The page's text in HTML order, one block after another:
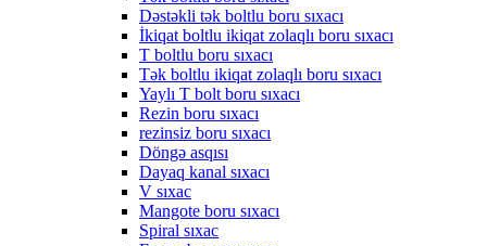
Dəstəkli tək boltlu boru sıxacı
İkiqat boltlu ikiqat zolaqlı boru sıxacı
T boltlu boru sıxacı
Tək boltlu ikiqat zolaqlı boru sıxacı
Yaylı T bolt boru sıxacı
Rezin boru sıxacı
rezinsiz boru sıxacı
Döngə asqısı
Dayaq kanal sıxacı
V sıxac
Mangote boru sıxacı
Spiral sıxac